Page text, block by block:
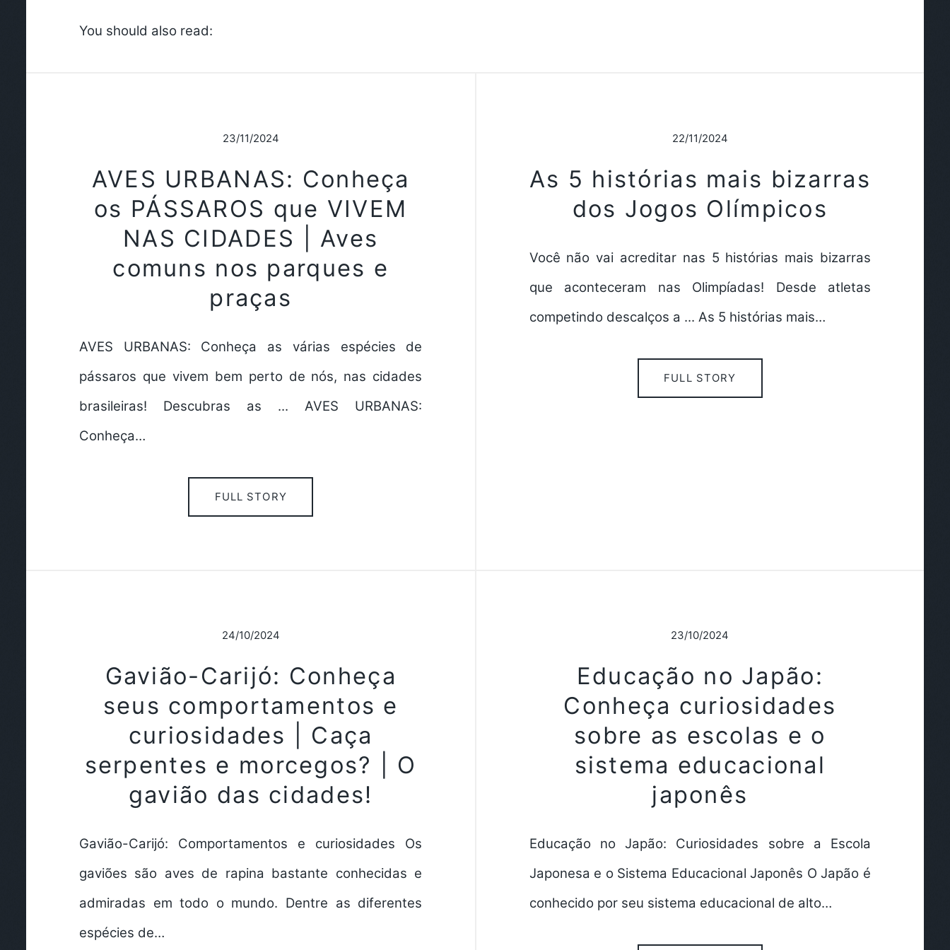
You should also read:
23/11/2024
AVES URBANAS: Conheça
os PÁSSAROS que VIVEM
NAS CIDADES | Aves
comuns nos parques e
praças
AVES URBANAS: Conheça as várias espécies de
pássaros que vivem bem perto de nós, nas cidades
brasileiras! Descubras as ... AVES URBANAS:
Conheça…
FULL STORY
22/11/2024
As 5 histórias mais bizarras
dos Jogos Olímpicos
Você não vai acreditar nas 5 histórias mais bizarras
que aconteceram nas Olimpíadas! Desde atletas
competindo descalços a ... As 5 histórias mais…
FULL STORY
24/10/2024
Gavião-Carijó: Conheça
seus comportamentos e
curiosidades | Caça
serpentes e morcegos? | O
gavião das cidades!
Gavião-Carijó: Comportamentos e curiosidades Os
gaviões são aves de rapina bastante conhecidas e
admiradas em todo o mundo. Dentre as diferentes
espécies de…
23/10/2024
Educação no Japão:
Conheça curiosidades
sobre as escolas e o
sistema educacional
japonês
Educação no Japão: Curiosidades sobre a Escola
Japonesa e o Sistema Educacional Japonês O Japão é
conhecido por seu sistema educacional de alto…